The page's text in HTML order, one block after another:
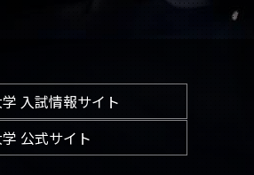
入試情報サイト
公式サイト